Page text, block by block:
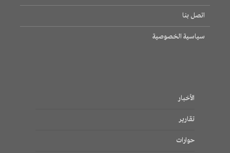
اتصل بنا
سياسية الخصوصية
الأخبار
تقارير
حوارات